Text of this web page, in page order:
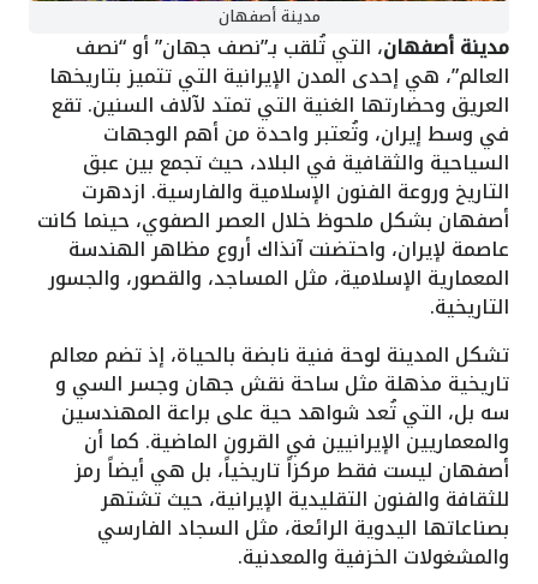
مدينة أصفهان
مدينة أصفهان، التي تُلقب بـ”نصف جهان” أو “نصف
العالم”، هي إحدى المدن الإيرانية التي تتميز بتاريخها
العريق وحضارتها الغنية التي تمتد لآلاف السنين. تقع
في وسط إيران، وتُعتبر واحدة من أهم الوجهات
السياحية والثقافية في البلاد، حيث تجمع بين عبق
التاريخ وروعة الفنون الإسلامية والفارسية. ازدهرت
أصفهان بشكل ملحوظ خلال العصر الصفوي، حينما كانت
عاصمة لإيران، واحتضنت آنذاك أروع مظاهر الهندسة
المعمارية الإسلامية، مثل المساجد، والقصور، والجسور
التاريخية.
تشكل المدينة لوحة فنية نابضة بالحياة، إذ تضم معالم
تاريخية مذهلة مثل ساحة نقش جهان وجسر السي و
سه بل، التي تُعد شواهد حية على براعة المهندسين
والمعماريين الإيرانيين في القرون الماضية. كما أن
أصفهان ليست فقط مركزاً تاريخياً، بل هي أيضاً رمز
للثقافة والفنون التقليدية الإيرانية، حيث تشتهر
بصناعاتها اليدوية الرائعة، مثل السجاد الفارسي
والمشغولات الخزفية والمعدنية.